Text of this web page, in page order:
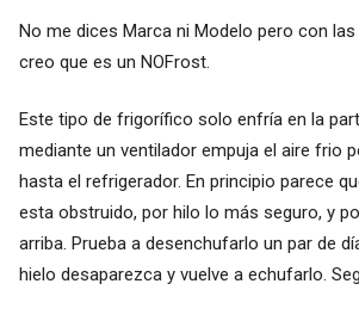
No me dices Marca ni Modelo pero con
creo que es un NOFrost.
Este tipo de frigorífico solo enfría en la
mediante un ventilador empuja el aire frio
hasta el refrigerador. En principio parece
esta obstruido, por hilo lo más seguro, y
arriba. Prueba a desenchufarlo un par de
hielo desaparezca y vuelve a echufarlo.